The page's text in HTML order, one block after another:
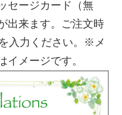
セージカード（無
出来ます。ご注文時
入力ください。※メ
イメージです。